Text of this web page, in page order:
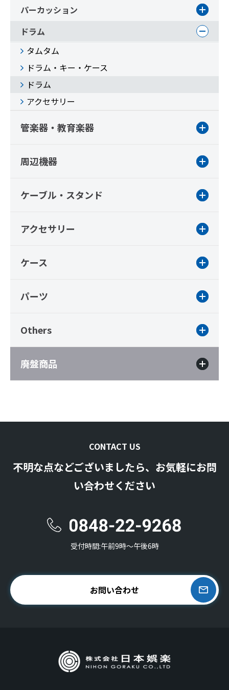
パーカッション
ドラム
タムタム
ドラム・キー・ケース
ドラム
アクセサリー
管楽器・教育楽器
周辺機器
ケーブル・スタンド
アクセサリー
ケース
パーツ
Others
廃盤商品
CONTACT US
不明な点などございましたら、お気軽にお問
い合わせください
受付時間:午前9時〜午後6時
お問い合わせ